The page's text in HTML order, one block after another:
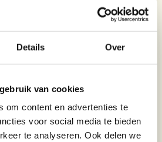
Details Over
van cookies
om content en advertenties te
voor social media te bieden
te analyseren. Ook delen we
niet voldoende ingedikt
een beetje afdikken met
De dikte moet als een
om de burnt ends te
niet als een jus.
vocht uit de aluminium
en giet de helft tot
over de burnt ends